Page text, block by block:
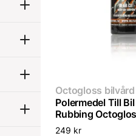
Octogloss bilvård
Polermedel Till
Rubbing
249 kr